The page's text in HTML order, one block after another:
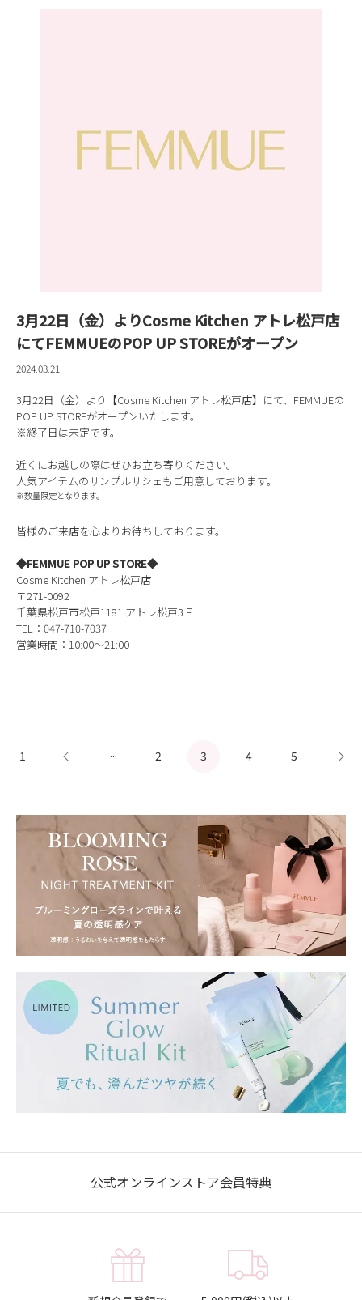
3月22日（金）よりCosme Kitchen アトレ松戸店
にてFEMMUEのPOP UP STOREがオープン
2024.03.21
3月22日（金）より【Cosme Kitchen アトレ松戸店】にて、FEMMUEの
POP UP STOREがオープンいたします。
※終了日は未定です。
近くにお越しの際はぜひお立ち寄りください。
人気アイテムのサンプルサシェもご用意しております。
※数量限定となります。
皆様のご来店を心よりお待ちしております。
◆FEMMUE POP UP STORE◆
Cosme Kitchen アトレ松戸店
〒271-0092
千葉県松戸市松戸1181 アトレ松戸3Ｆ
TEL：047-710-7037
営業時間：10:00～21:00
1 ... 2 3 4 5
公式オンラインストア会員特典